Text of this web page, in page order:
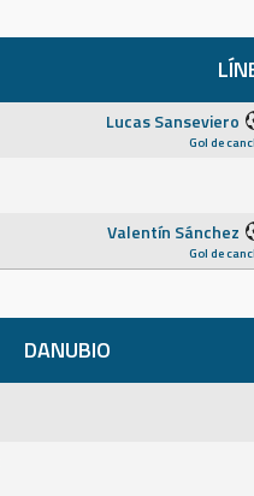
Lucas Sanseviero
Gol de
Valentín Sánchez
Gol de
DANUBIO